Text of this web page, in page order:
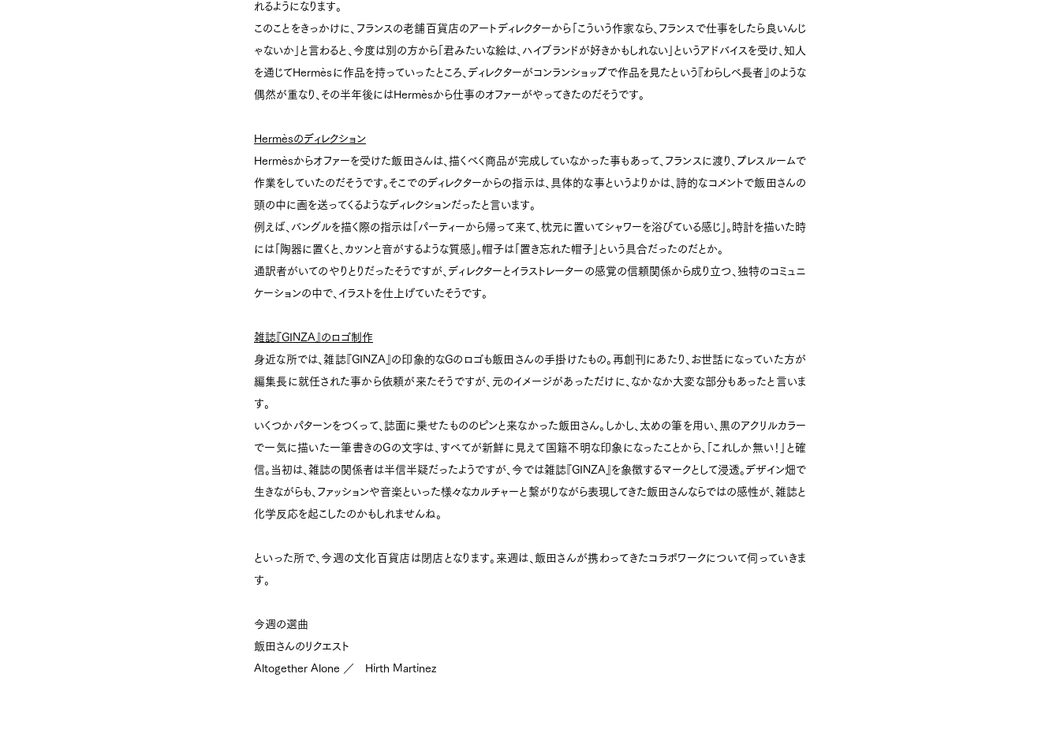
れるようになります。
このことをきっかけに、フランスの老舗百貨店のアートディレクターから「こういう作家なら、フランスで仕事をしたら良いんじ
ゃないか」と言わると、今度は別の方から「君みたいな絵は、ハイブランドが好きかもしれない」というアドバイスを受け、知人
を通じてHermèsに作品を持っていったところ、ディレクターがコンランショップで作品を見たという『わらしべ長者』のような
偶然が重なり、その半年後にはHermèsから仕事のオファーがやってきたのだそうです。
Hermèsのディレクション
Hermèsからオファーを受けた飯田さんは、描くべく商品が完成していなかった事もあって、フランスに渡り、プレスルームで
作業をしていたのだそうです。そこでのディレクターからの指示は、具体的な事というよりかは、詩的なコメントで飯田さんの
頭の中に画を送ってくるようなディレクションだったと言います。
例えば、バングルを描く際の指示は「パーティーから帰って来て、枕元に置いてシャワーを浴びている感じ」。時計を描いた時
には「陶器に置くと、カツンと音がするような質感」。帽子は「置き忘れた帽子」という具合だったのだとか。
通訳者がいてのやりとりだったそうですが、ディレクターとイラストレーターの感覚の信頼関係から成り立つ、独特のコミュニ
ケーションの中で、イラストを仕上げていたそうです。
雑誌『GINZA』のロゴ制作
身近な所では、雑誌『GINZA』の印象的なGのロゴも飯田さんの手掛けたもの。再創刊にあたり、お世話になっていた方が
編集長に就任された事から依頼が来たそうですが、元のイメージがあっただけに、なかなか大変な部分もあったと言いま
す。
いくつかパターンをつくって、誌面に乗せたもののピンと来なかった飯田さん。しかし、太めの筆を用い、黒のアクリルカラー
で一気に描いた一筆書きのGの文字は、すべてが新鮮に見えて国籍不明な印象になったことから、「これしか無い！」と確
信。当初は、雑誌の関係者は半信半疑だったようですが、今では雑誌『GINZA』を象徴するマークとして浸透。デザイン畑で
生きながらも、ファッションや音楽といった様々なカルチャーと繋がりながら表現してきた飯田さんならではの感性が、雑誌と
化学反応を起こしたのかもしれませんね。
といった所で、今週の文化百貨店は閉店となります。来週は、飯田さんが携わってきたコラボワークについて伺っていきま
す。
今週の選曲
飯田さんのリクエスト
Altogether Alone ／ Hirth Martinez